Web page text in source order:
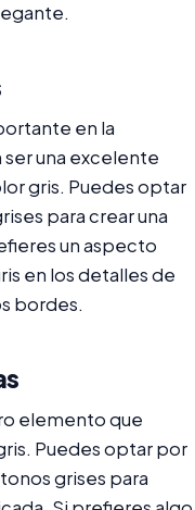
en la
una excelente
gris. Puedes optar
para crear una
un aspecto
en los detalles de
bordes.
elemento que
Puedes optar por
grises para